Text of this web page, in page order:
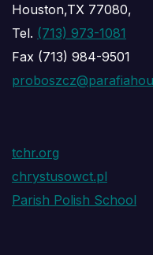
Houston,TX 77080,
Tel. (713) 973-1081
Fax (713) 984-9501
tchr.org
chrystusowct.pl
Parish Polish School